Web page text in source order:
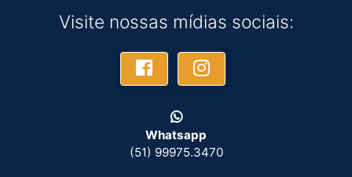
Visite nossas mídias sociais:
Whatsapp
(51) 99975.3470